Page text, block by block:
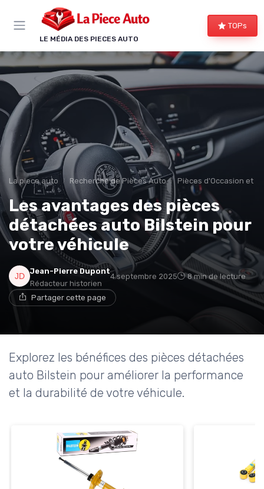
LE MÉDIA DES PIECES AUTO
TOPs
La piece auto Recherche de Pièces Auto Pièces d'Occasion et
Les avantages des pièces
détachées auto Bilstein pour
votre véhicule
Jean-Pierre Dupont
Rédacteur historien
4 septembre 2025 8 min de lecture
Partager cette page
Explorez les bénéfices des pièces détachées
auto Bilstein pour améliorer la performance
et la durabilité de votre véhicule.
Panneau de gestion des cookies